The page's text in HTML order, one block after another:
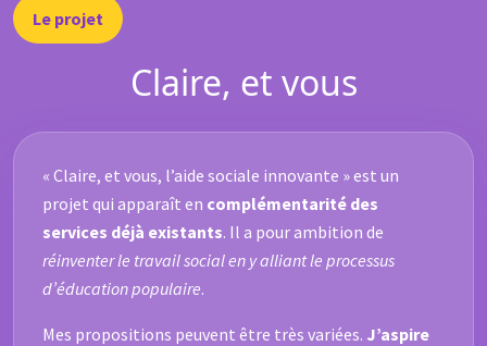
Le projet
Claire, et vous
« Claire, et vous, l’aide sociale innovante » est un
projet qui apparaît en complémentarité des
services déjà existants. Il a pour ambition de
réinventer le travail social en y alliant le processus
d’éducation populaire.
Mes propositions peuvent être très variées. J’aspire